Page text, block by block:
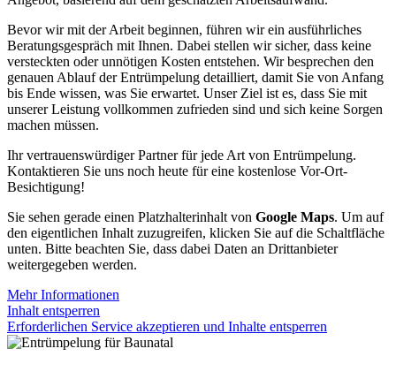
Bevor wir mit der Arbeit beginnen, führen wir ein ausführliches
Beratungsgespräch mit Ihnen. Dabei stellen wir sicher, dass keine
versteckten oder unnötigen Kosten entstehen. Wir besprechen den
genauen Ablauf der Entrümpelung detailliert, damit Sie von Anfang
bis Ende wissen, was Sie erwartet. Unser Ziel ist es, dass Sie mit
unserer Leistung vollkommen zufrieden sind und sich keine Sorgen
machen müssen.
Ihr vertrauenswürdiger Partner für jede Art von Entrümpelung.
Kontaktieren Sie uns noch heute für eine kostenlose Vor-Ort-
Besichtigung!
Sie sehen gerade einen Platzhalterinhalt von Google Maps. Um auf
den eigentlichen Inhalt zuzugreifen, klicken Sie auf die Schaltfläche
unten. Bitte beachten Sie, dass dabei Daten an Drittanbieter
weitergegeben werden.
Mehr Informationen
Inhalt entsperren
Erforderlichen Service akzeptieren und Inhalte entsperren